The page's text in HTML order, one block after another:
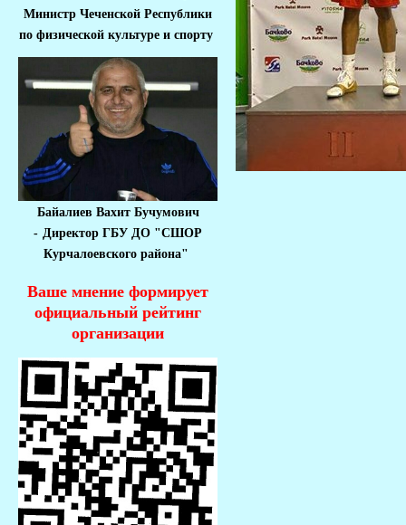
Министр Чеченской Республики
по физической культуре и спорту
Байалиев Вахит Бучумович
- Директор ГБУ ДО "СШОР
Курчалоевского района"
Ваше мнение формирует
официальный рейтинг
организации